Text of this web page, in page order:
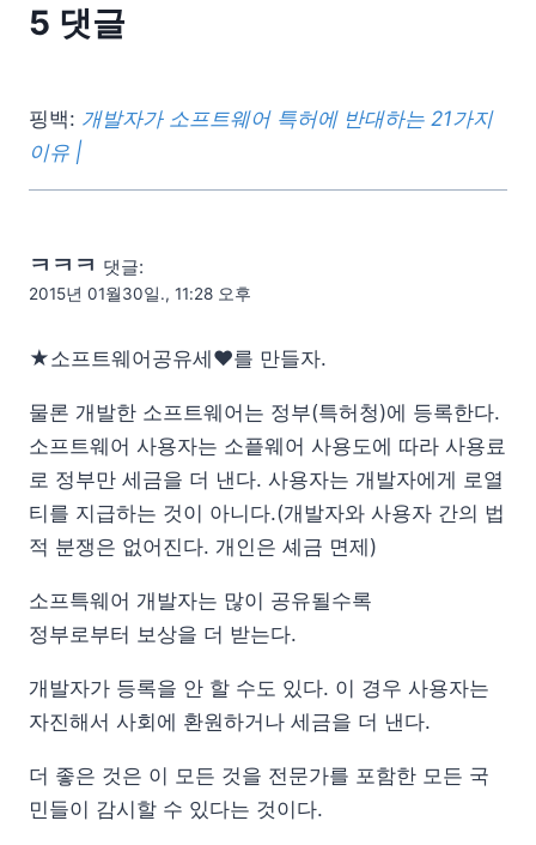
5 댓글
핑백: 개발자가 소프트웨어 특허에 반대하는 21가지
이유 |
ㅋㅋㅋ 댓글:
2015년 01월30일., 11:28 오후
★소프트웨어공유세♥를 만들자.
물론 개발한 소프트웨어는 정부(특허청)에 등록한다.
소프트웨어 사용자는 소픝웨어 사용도에 따라 사용료
로 정부만 세금을 더 낸다. 사용자는 개발자에게 로열
티를 지급하는 것이 아니다.(개발자와 사용자 간의 법
적 분쟁은 없어진다. 개인은 셰금 면제)
소프특웨어 개발자는 많이 공유될수록
정부로부터 보상을 더 받는다.
개발자가 등록을 안 할 수도 있다. 이 경우 사용자는
자진해서 사회에 환원하거나 세금을 더 낸다.
더 좋은 것은 이 모든 것을 전문가를 포함한 모든 국
민들이 감시할 수 있다는 것이다.